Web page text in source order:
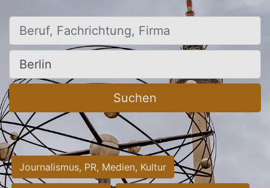
Beruf, Fachrichtung, Firma
Ort, Stadt
Suchen
Journalismus, PR, Medien, Kultur